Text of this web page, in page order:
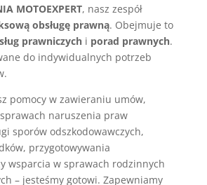
MOTOEXPERT, nasz zespół
obsługę prawną. Obejmuje to
prawniczychi porad prawnych.
do indywidualnych potrzeb
pomocy w zawieraniu umów,
naruszenia praw
sporów odszkodowawczych,
przygotowywania
wsparcia w sprawach rodzinnych
– jesteśmy gotowi. Zapewniamy